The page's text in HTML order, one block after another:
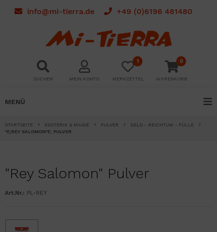
info@mi-tierra.de +49 (0)6196 481480
SUCHEN MEIN KONTO
1
MERKZETTEL
0
WARENKORB
MENÜ
STARTSEITE ESOTERIK & MAGIE PULVER
GELD - REICHTUM - FÜLLE
"E;REY SALOMON"E; PULVER
"Rey Salomon" Pulver
Art.Nr.: PL-REY